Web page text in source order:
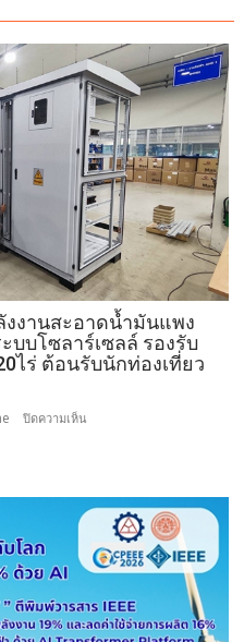
งานสะอาดน้ำมันแพง
บบโซลาร์เซลล์ รองรับ
ไร่ ต้อนรับนักท่องเที่ยว
ปิดความเห็น
ปรับ
ยุค
สะอาด
น้ำมัน